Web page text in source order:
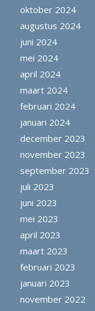
oktober 2024
augustus 2024
juni 2024
mei 2024
april 2024
maart 2024
februari 2024
januari 2024
december 2023
november 2023
september 2023
juli 2023
juni 2023
mei 2023
april 2023
maart 2023
februari 2023
januari 2023
november 2022